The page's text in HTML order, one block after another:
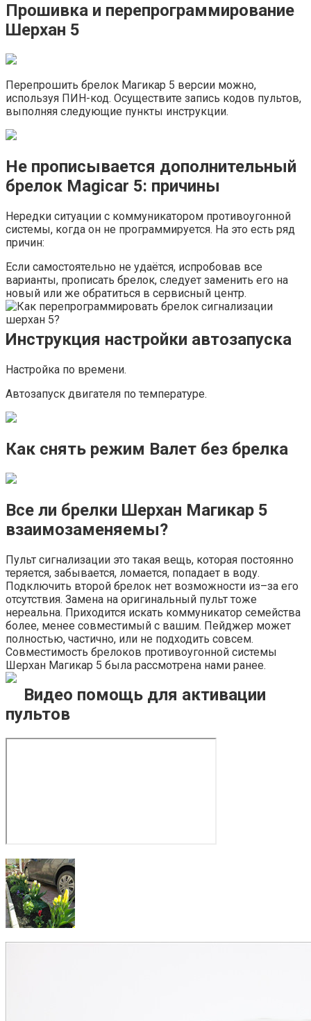
Прошивка и перепрограммирование
Шерхан 5
Перепрошить брелок Магикар 5 версии можно,
используя ПИН-код. Осуществите запись кодов пультов,
выполняя следующие пункты инструкции.
Не прописывается дополнительный
брелок Magicar 5: причины
Нередки ситуации с коммуникатором противоугонной
системы, когда он не программируется. На это есть ряд
причин:
Если самостоятельно не удаётся, испробовав все
варианты, прописать брелок, следует заменить его на
новый или же обратиться в сервисный центр.
Инструкция настройки автозапуска
Настройка по времени.
Автозапуск двигателя по температуре.
Как снять режим Валет без брелка
Все ли брелки Шерхан Магикар 5
взаимозаменяемы?
Пульт сигнализации это такая вещь, которая постоянно
теряется, забывается, ломается, попадает в воду.
Подключить второй брелок нет возможности из–за его
отсутствия. Замена на оригинальный пульт тоже
нереальна. Приходится искать коммуникатор семейства
более, менее совместимый с вашим. Пейджер может
полностью, частично, или не подходить совсем.
Совместимость брелоков противоугонной системы
Шерхан Магикар 5 была рассмотрена нами ранее.
Видео помощь для активации
пультов